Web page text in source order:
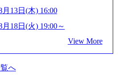
境 【コンサルファーム経験
ながら、他領域にもチャレン
プでのオファー ・現職ファー
力主義でプロモーションでき
・週に1度のアサインｍｔｇで
いて検討してもらえる。結
できるｐｊにアサインしても
の近くに、白風寮と青風寮の2
準を満たす方が入居可能で
での独身者 ・自宅から勤務地
えること 住宅手当： 本社の
女性には住宅手当を支給しま
メージを具体的に知りたい M
職を少しでもお考えの方はも
でも歓迎です。お気軽にご参
答のお時間もご用意しており
できることを楽しみにしてお
ト回答をお願いいたします。
サルティングファームでは外
ンクインしている。 主力事業
い業界の大企業を中心に、IT
ュベーション事業を手掛けて
自社で新規事業開発も手掛け
ズオン支援も行っている。 (参
月13日(木) 16:00
月18日(火) 19:00～
View More
へ